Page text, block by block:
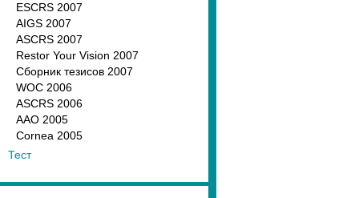
ESCRS 2007
AIGS 2007
ASCRS 2007
Restor Your Vision 2007
Сборник тезисов 2007
WOC 2006
ASCRS 2006
AAO 2005
Cornea 2005
Тест